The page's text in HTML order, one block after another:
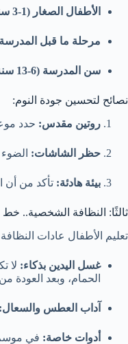
الأطفال الصغار (1-3 سنوات):
مرحلة ما قبل المدرسة (3-5
سن المدرسة (6-13 سنة):
نصائح لتحسين جودة النوم:
روتين مقدس: حدد
حظر الشاشات:
بيئة هادئة: تأكد من أن
ثالثًا: النظافة الشخصية.. خط
تعليم الأطفال عادات
غسل اليدين بذكاء: لا
الحمام، وبعد العودة
آداب العطس والسعال:
أدوات خاصة: في